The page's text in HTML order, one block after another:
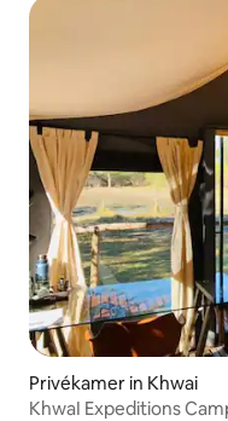
Privékamer in Khwai
KhwaI Expeditions